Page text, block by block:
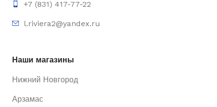
+7 (831) 417-77-22
l.riviera2@yandex.ru
Наши магазины
Нижний Новгород
Арзамас